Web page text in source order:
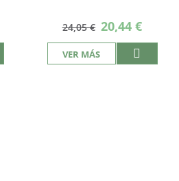
24,05 € Precio
especial
20,44 €
VER MÁS